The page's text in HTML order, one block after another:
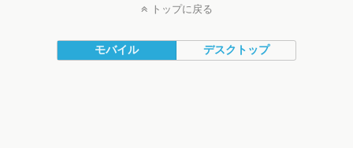
トップに戻る
モバイル デスクトップ